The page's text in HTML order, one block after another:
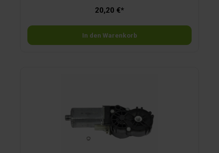
20,20 €*
In den Warenkorb